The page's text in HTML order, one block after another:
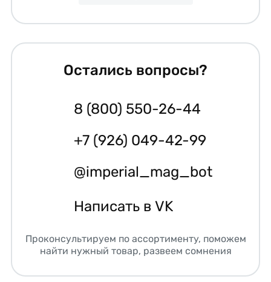
Остались вопросы?
8 (800) 550-26-44
+7 (926) 049-42-99
@imperial_mag_bot
Написать в VK
Проконсультируем по ассортименту, поможем
найти нужный товар, развеем сомнения